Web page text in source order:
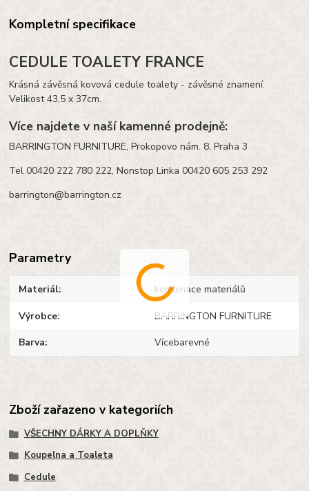
Kompletní specifikace
CEDULE TOALETY FRANCE
Krásná závěsná kovová cedule toalety - závěsné znamení.
Velikost 43,5 x 37cm.
Více najdete v naší kamenné prodejně:
BARRINGTON FURNITURE, Prokopovo nám. 8, Praha 3
Tel 00420 222 780 222, Nonstop Linka 00420 605 253 292
barrington@barrington.cz
Parametry
Materiál kombinace materiálů
Výrobce BARRINGTON FURNITURE
Barva Vícebarevné
Zboží zařazeno v kategoriích
VŠECHNY DÁRKY A DOPLŇKY
Koupelna a Toaleta
Cedule